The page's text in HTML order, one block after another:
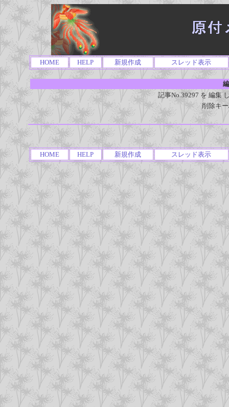
HOME HELP 新規作成 スレッド表示
記事No.39297 を 編集
削除キ
HOME HELP 新規作成 スレッド表示